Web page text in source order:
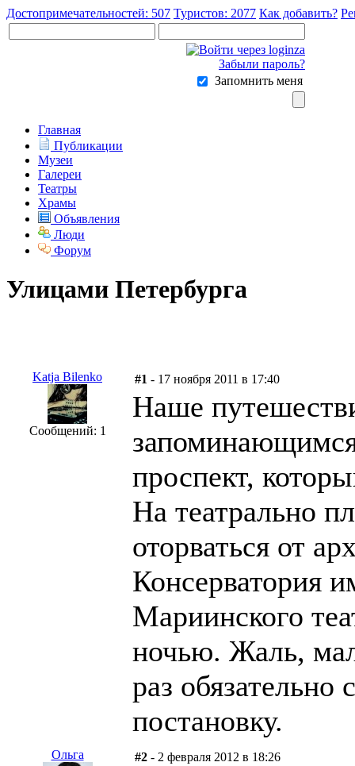
Достопримечательностей: 507 Туристов: 2077 Как добавить?
Забыли пароль?
Запомнить меня
Главная
Публикации
Музеи
Галереи
Театры
Храмы
Объявления
Люди
Форум
Улицами Петербурга
Katja Bilenko
Сообщений: 1
#1 - 17 ноября 2011 в 17:40
Наше
проспект,
На театрально
оторваться от
Консерватория
Мариинского
ночью. Жаль,
раз
постановку.
Ольга #2 - 2 февраля 2012 в 18:26